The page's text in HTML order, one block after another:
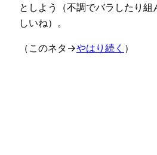
としよう（不調でバラしたり
しいね）。
（このネタ→やはり続く ）